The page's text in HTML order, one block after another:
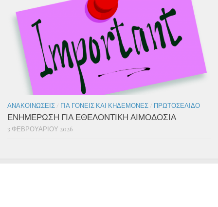
ΑΝΑΚΟΙΝΏΣΕΙΣ / ΓΙΑ ΓΟΝΕΊΣ ΚΑΙ ΚΗΔΕΜΌΝΕΣ / ΠΡΩΤΟΣΈΛΙΔΟ
ΕΝΗΜΕΡΩΣΗ ΓΙΑ ΕΘΕΛΟΝΤΙΚΗ ΑΙΜΟΔΟΣΙΑ
3 ΦΕΒΡΟΥΑΡΊΟΥ 2026